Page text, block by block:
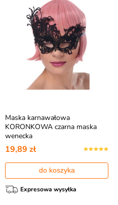
Maska karnawałowa
KORONKOWA czarna maska
wenecka
19,89 zł
do koszyka
Expresowa wysyłka